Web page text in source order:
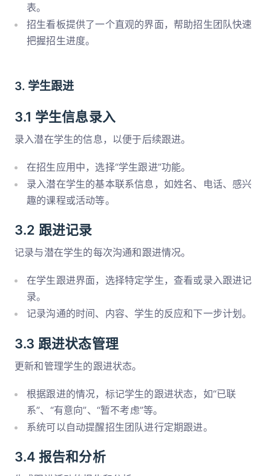
表。
招生看板提供了一个直观的界面，帮助招生团队快速
把握招生进度。
3. 学生跟进
3.1 学生信息录入
录入潜在学生的信息，以便于后续跟进。
在招生应用中，选择“学生跟进”功能。
录入潜在学生的基本联系信息，如姓名、电话、感兴
趣的课程或活动等。
3.2 跟进记录
记录与潜在学生的每次沟通和跟进情况。
在学生跟进界面，选择特定学生，查看或录入跟进记
录。
记录沟通的时间、内容、学生的反应和下一步计划。
3.3 跟进状态管理
更新和管理学生的跟进状态。
根据跟进的情况，标记学生的跟进状态，如“已联
系”、“有意向”、“暂不考虑”等。
系统可以自动提醒招生团队进行定期跟进。
3.4 报告和分析